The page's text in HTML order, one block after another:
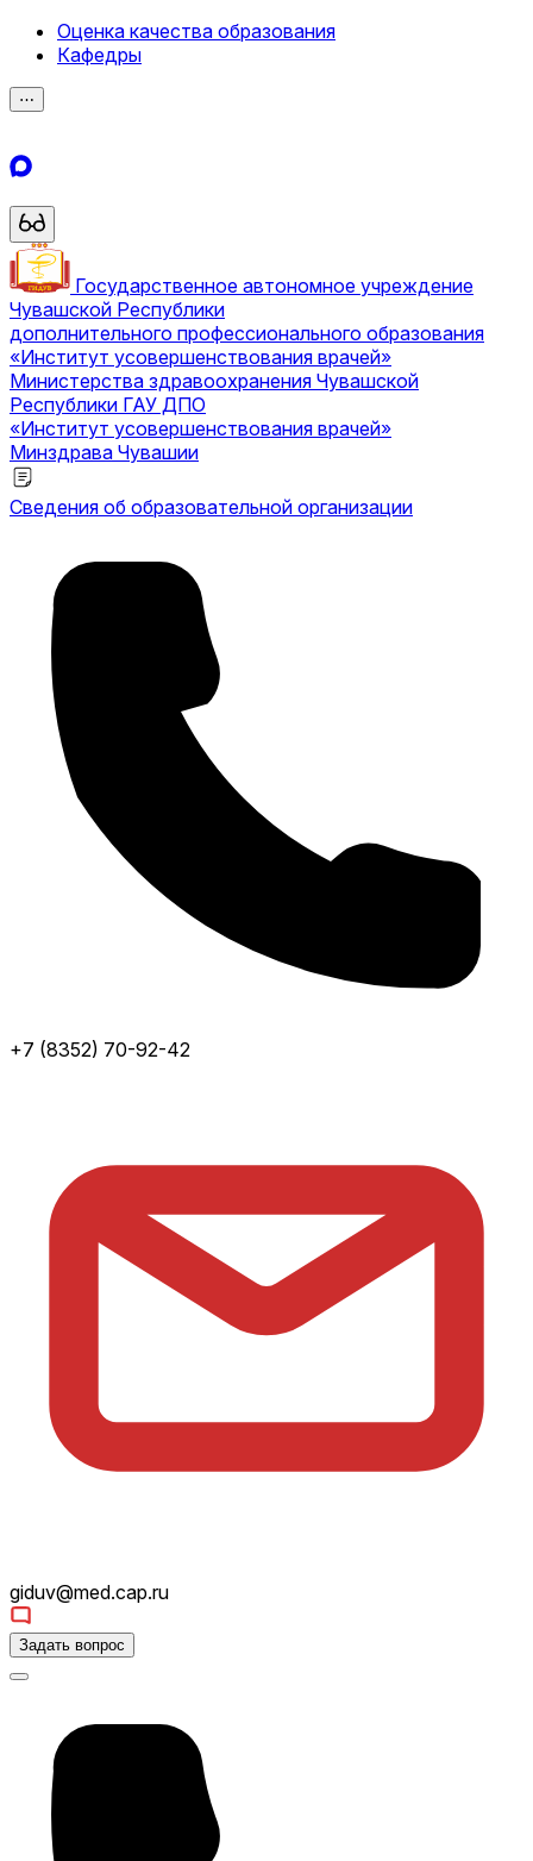
Оценка качества образования
Кафедры
⋯
Государственное автономное учреждение
Чувашской Республики
дополнительного профессионального образования
«Институт усовершенствования врачей»
Министерства здравоохранения Чувашской
Республики ГАУ ДПО
«Институт усовершенствования врачей»
Минздрава Чувашии
Сведения об образовательной организации
+7 (8352) 70-92-42
giduv@med.cap.ru
Задать вопрос